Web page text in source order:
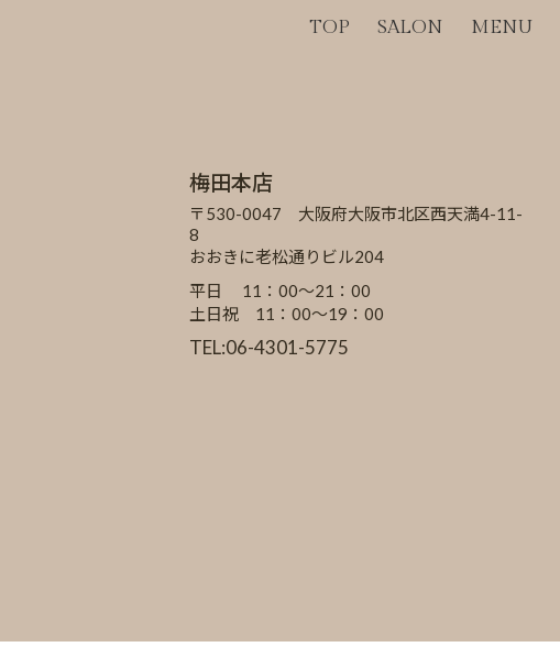
TOP SALON MENU
梅田本店
〒530-0047 大阪府大阪市北区西天満4-11-
8
おおきに老松通りビル204
平日 11：00～21：00
土日祝 11：00～19：00
TEL:06-4301-5775